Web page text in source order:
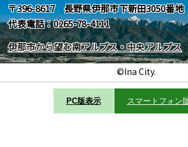
〒396-8617 長野県伊那市下新田3050番地
代表電話：0265-78-4111
伊那市から望む南アルプス・中央アルプス
©Ina City.
PC版表示 スマートフォン